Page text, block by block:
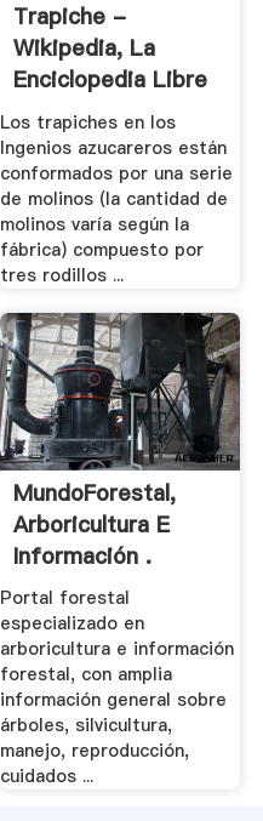
Trapiche -
Wikipedia, La
Enciclopedia Libre
Los trapiches en los
Ingenios azucareros están
conformados por una serie
de molinos (la cantidad de
molinos varía según la
fábrica) compuesto por
tres rodillos ...
MundoForestal,
Arboricultura E
Información .
Portal forestal
especializado en
arboricultura e información
forestal, con amplia
información general sobre
árboles, silvicultura,
manejo, reproducción,
cuidados ...